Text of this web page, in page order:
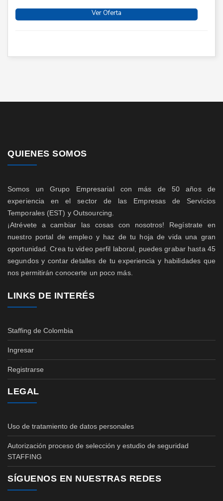
Ver Oferta
QUIENES SOMOS
Somos un Grupo Empresarial con más de 50 años de
experiencia en el sector de las Empresas de Servicios
Temporales (EST) y Outsourcing.
¡Atrévete a cambiar las cosas con nosotros! Regístrate en
nuestro portal de empleo y haz de tu hoja de vida una gran
oportunidad. Crea tu video perfil laboral, puedes grabar hasta 45
segundos y contar detalles de tu experiencia y habilidades que
nos permitirán conocerte un poco más.
LINKS DE INTERÉS
Staffing de Colombia
Ingresar
Registrarse
LEGAL
Uso de tratamiento de datos personales
Autorización proceso de selección y estudio de seguridad
STAFFING
SÍGUENOS EN NUESTRAS REDES